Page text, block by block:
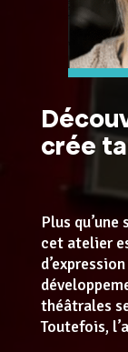
crée
Plus
cet atelier
théâtrales
Toutefois,